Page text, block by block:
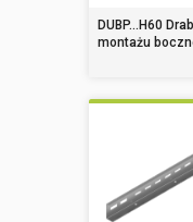
DUBP...H60
montażu